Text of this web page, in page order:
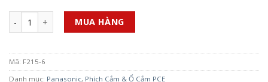
Số lượng MUA HÀNG
Mã: F215-6
Danh mục: Panasonic, Phích Cắm & Ổ Cắm PCE